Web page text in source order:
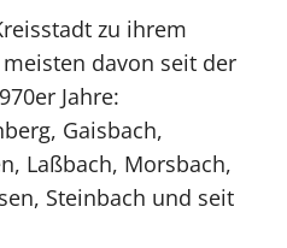
zu ihrem
davon seit der
Jahre:
Gaisbach,
Laßbach, Morsbach,
Steinbach und seit